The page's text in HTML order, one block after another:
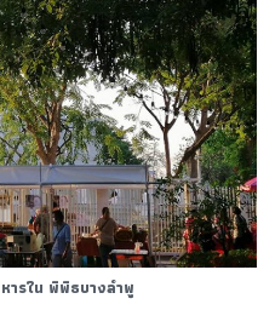
ารใน พิพิธบางลำพู